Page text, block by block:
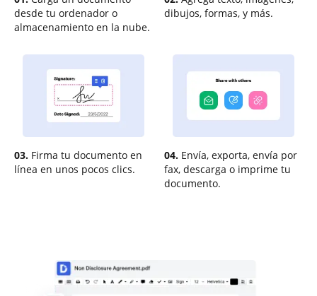
desde tu ordenador o
almacenamiento en la nube.
dibujos, formas, y más.
03. Firma tu documento en
línea en unos pocos clics.
04. Envía, exporta, envía por
fax, descarga o imprime tu
documento.